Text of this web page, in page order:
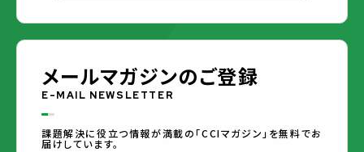
メールマガジンのご登録
E-MAIL NEWSLETTER
課題解決に役立つ情報が満載の「CCIマガジン」を無料でお
届けしています。